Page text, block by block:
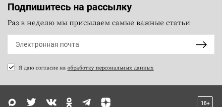
Подпишитесь на рассылку
Раз в неделю мы присылаем самые важные статьи
Я даю согласие на обработку персональных данных
18+